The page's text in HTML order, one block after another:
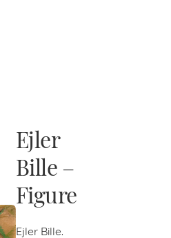
Ejler
Bille –
Figure
Ejler Bille.